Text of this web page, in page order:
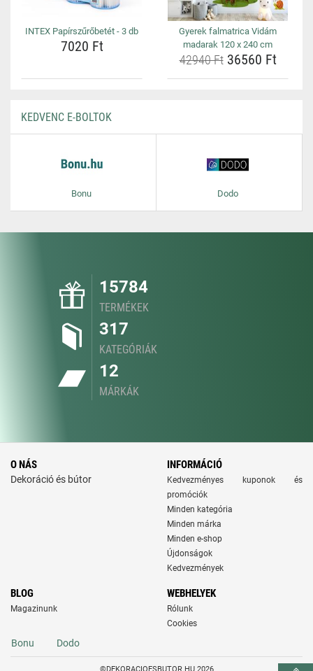
INTEX Papírszűrőbetét - 3 db
7020 Ft
Gyerek falmatrica Vidám
madarak 120 x 240 cm
42940 Ft36560 Ft
KEDVENC E-BOLTOK
Bonu Dodo
15784
TERMÉKEK
317
KATEGÓRIÁK
12
MÁRKÁK
O NÁS
Dekoráció és bútor
INFORMÁCIÓ
Kedvezményes kuponok és
promóciók
Minden kategória
Minden márka
Minden e-shop
Újdonságok
Kedvezmények
BLOG
Magazinunk
WEBHELYEK
Rólunk
Cookies
Bonu Dodo